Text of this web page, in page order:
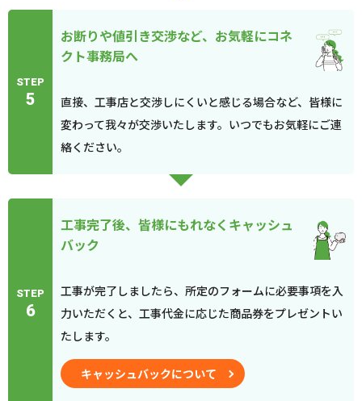
STEP
5
お断りや値引き交渉など、お気軽にコネ
クト事務局へ
直接、工事店と交渉しにくいと感じる場合など、皆様に
変わって我々が交渉いたします。いつでもお気軽にご連
絡ください。
STEP
6
工事完了後、皆様にもれなくキャッシュ
バック
工事が完了しましたら、所定のフォームに必要事項を入
力いただくと、工事代金に応じた商品券をプレゼントい
たします。
キャッシュバックについて